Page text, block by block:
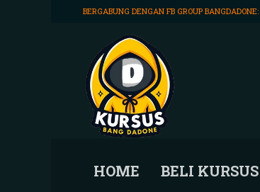
BERGABUNG DENGAN FB GROUP BANGDADONE:
HOME BELI KURSUS